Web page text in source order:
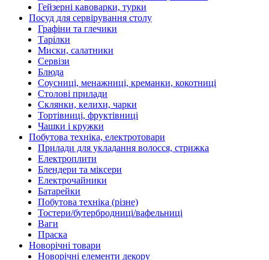
Гейзерні кавоварки, турки
Посуд для сервірування столу
Графіни та глечики
Тарілки
Миски, салатники
Сервізи
Блюда
Соусниці, менажниці, креманки, кокотниці
Столові прилади
Склянки, келихи, чарки
Тортівниці, фруктівниці
Чашки і кружки
Побутова техніка, електротовари
Прилади для укладання волосся, стрижка
Електроплити
Блендери та міксери
Електрочайники
Батарейки
Побутова техніка (різне)
Тостери/бутербродниці/вафельниці
Ваги
Праска
Новорічні товари
Новорічні елементи декору